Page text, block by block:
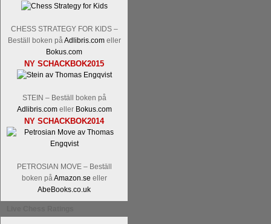
CHESS STRATEGY FOR KIDS –
Beställ boken påAdlibris.comeller
Bokus.com
NY SCHACKBOK2015
STEIN – Beställ boken på
Adlibris.comeller Bokus.com
NY SCHACKBOK2014
PETROSIAN MOVE – Beställ
boken påAmazon.se eller
AbeBooks.co.uk